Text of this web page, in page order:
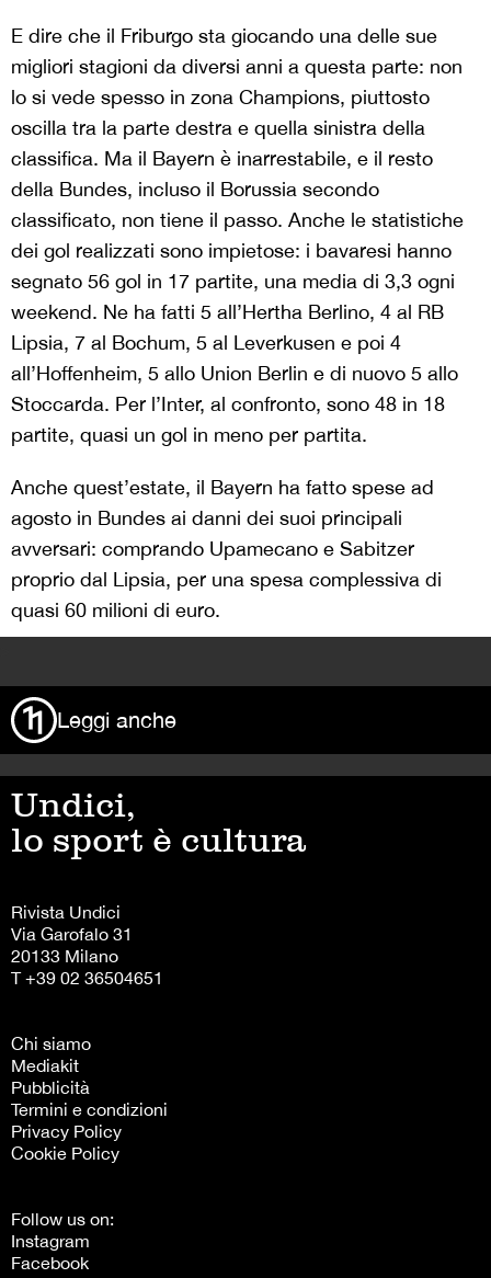
E dire che il Friburgo sta giocando una delle sue
migliori stagioni da diversi anni a questa parte: non
lo si vede spesso in zona Champions, piuttosto
oscilla tra la parte destra e quella sinistra della
classifica. Ma il Bayern è inarrestabile, e il resto
della Bundes, incluso il Borussia secondo
classificato, non tiene il passo. Anche le statistiche
dei gol realizzati sono impietose: i bavaresi hanno
segnato 56 gol in 17 partite, una media di 3,3 ogni
weekend. Ne ha fatti 5 all’Hertha Berlino, 4 al RB
Lipsia, 7 al Bochum, 5 al Leverkusen e poi 4
all’Hoffenheim, 5 allo Union Berlin e di nuovo 5 allo
Stoccarda. Per l’Inter, al confronto, sono 48 in 18
partite, quasi un gol in meno per partita.
Anche quest’estate, il Bayern ha fatto spese ad
agosto in Bundes ai danni dei suoi principali
avversari: comprando Upamecano e Sabitzer
proprio dal Lipsia, per una spesa complessiva di
quasi 60 milioni di euro.
Leggi anche
Undici,
lo sport è cultura
Rivista Undici
Via Garofalo 31
20133 Milano
T +39 02 36504651
Chi siamo
Mediakit
Pubblicità
Termini e condizioni
Privacy Policy
Cookie Policy
Follow us on:
Instagram
Facebook